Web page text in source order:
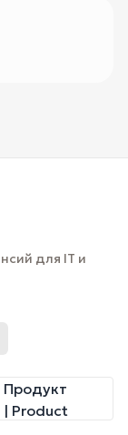
для IT и